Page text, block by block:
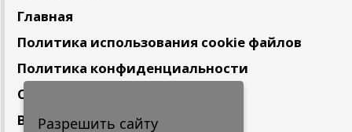
Главная
Политика использования cookie файлов
Политика конфиденциальности
Сотрудничество
Вакансии
Разрешить сайту